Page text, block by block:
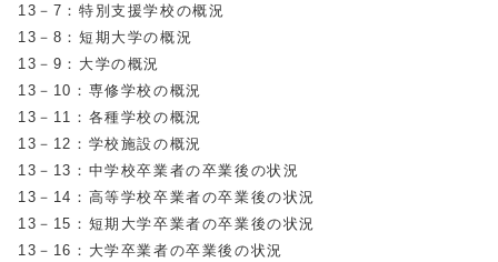
13－7：特別支援学校の概況
13－8：短期大学の概況
13－9：大学の概況
13－10：専修学校の概況
13－11：各種学校の概況
13－12：学校施設の概況
13－13：中学校卒業者の卒業後の状況
13－14：高等学校卒業者の卒業後の状況
13－15：短期大学卒業者の卒業後の状況
13－16：大学卒業者の卒業後の状況